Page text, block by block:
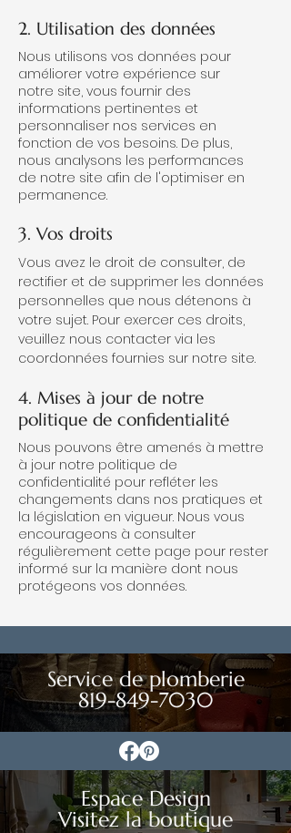
2. Utilisation des données
Nous utilisons vos données pour
améliorer votre expérience sur
notre site, vous fournir des
informations pertinentes et
personnaliser nos services en
fonction de vos besoins. De plus,
nous analysons les performances
de notre site afin de l'optimiser en
permanence.
3. Vos droits
Vous avez le droit de consulter, de
rectifier et de supprimer les données
personnelles que nous détenons à
votre sujet. Pour exercer ces droits,
veuillez nous contacter via les
coordonnées fournies sur notre site.
4. Mises à jour de notre
politique de confidentialité
Nous pouvons être amenés à mettre
à jour notre politique de
confidentialité pour refléter les
changements dans nos pratiques et
la législation en vigueur. Nous vous
encourageons à consulter
régulièrement cette page pour rester
informé sur la manière dont nous
protégeons vos données.
Service de plomberie
819-849-7030
Espace Design
Visitez la boutique